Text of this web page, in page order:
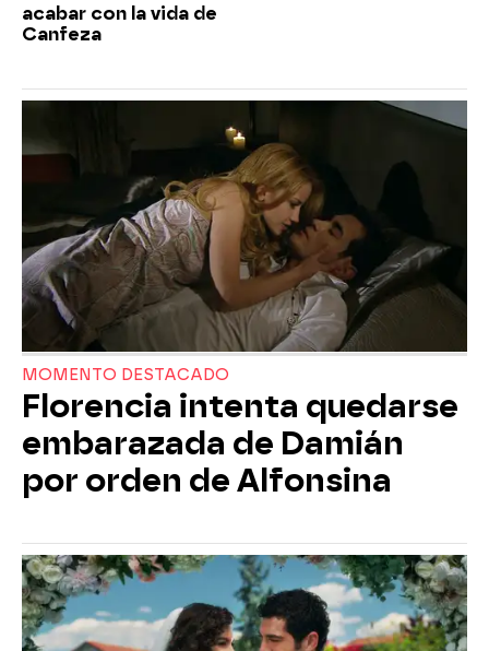
acabar con la vida de
Canfeza
MOMENTO DESTACADO
Florencia intenta quedarse
embarazada de Damián
por orden de Alfonsina